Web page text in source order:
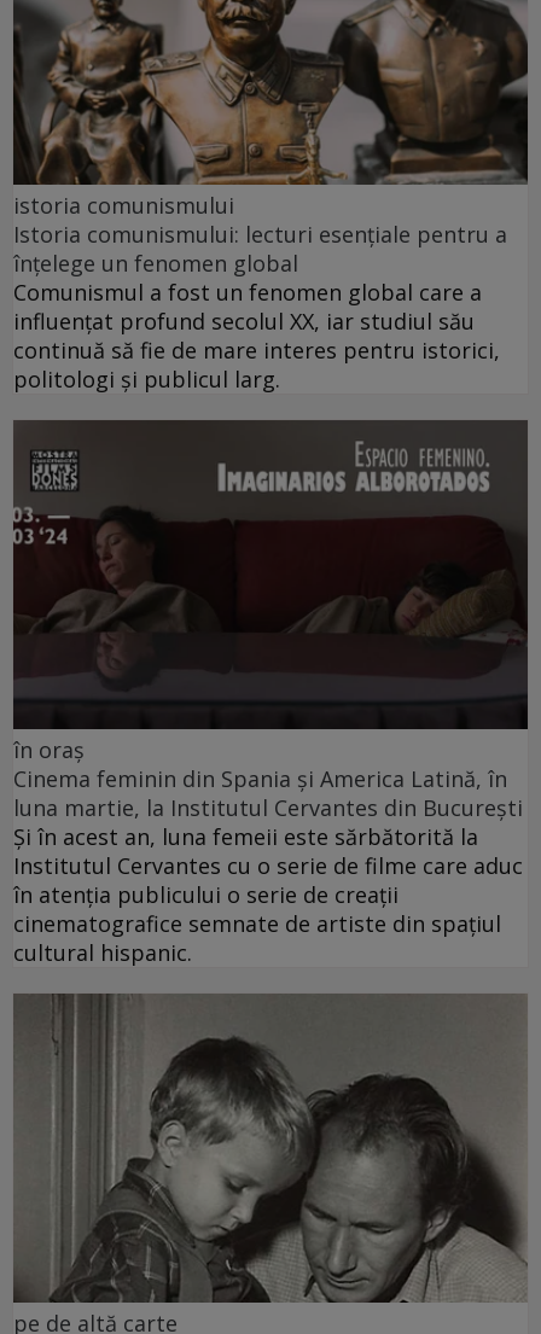
istoria comunismului
Istoria comunismului: lecturi esențiale pentru a
înțelege un fenomen global
Comunismul a fost un fenomen global care a
influențat profund secolul XX, iar studiul său
continuă să fie de mare interes pentru istorici,
politologi și publicul larg.
în oraș
Cinema feminin din Spania și America Latină, în
luna martie, la Institutul Cervantes din București
Și în acest an, luna femeii este sărbătorită la
Institutul Cervantes cu o serie de filme care aduc
în atenția publicului o serie de creații
cinematografice semnate de artiste din spațiul
cultural hispanic.
pe de altă carte